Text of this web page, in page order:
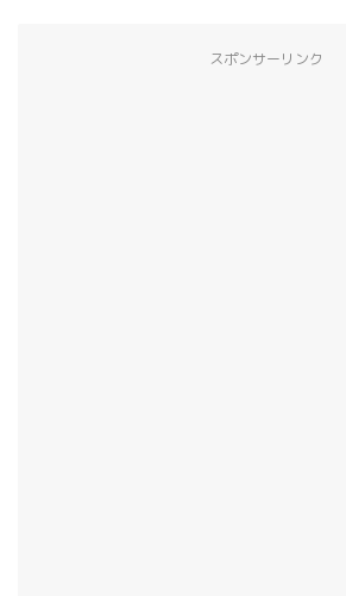
スポンサーリンク